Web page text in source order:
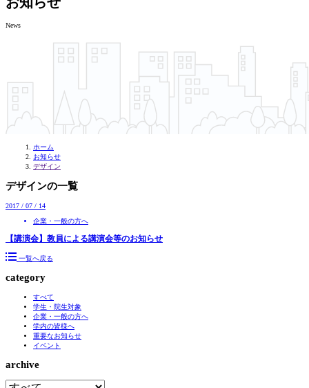
News
ホーム
お知らせ
デザイン
デザインの一覧
2017 / 07 / 14
企業・一般の方へ
【講演会】教員による講演会等のお知らせ
一覧へ戻る
category
すべて
学生・院生対象
企業・一般の方へ
学内の皆様へ
重要なお知らせ
イベント
archive